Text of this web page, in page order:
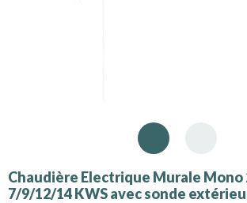
Chaudière Electrique Murale Mono
7/9/12/14 KWS avec sonde